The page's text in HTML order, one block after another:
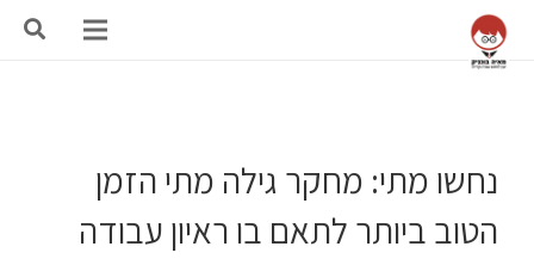
נחשו מתי: מחקר גילה מתי הזמן
הטוב ביותר לתאם בו ראיון עבודה